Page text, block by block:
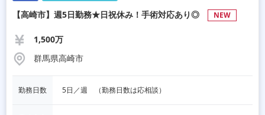
【高崎市】週5日勤務★日祝休み！手術対応あり◎ NEW
1,500万
群馬県高崎市
勤務日数 5日／週　（勤務日数は応相談）